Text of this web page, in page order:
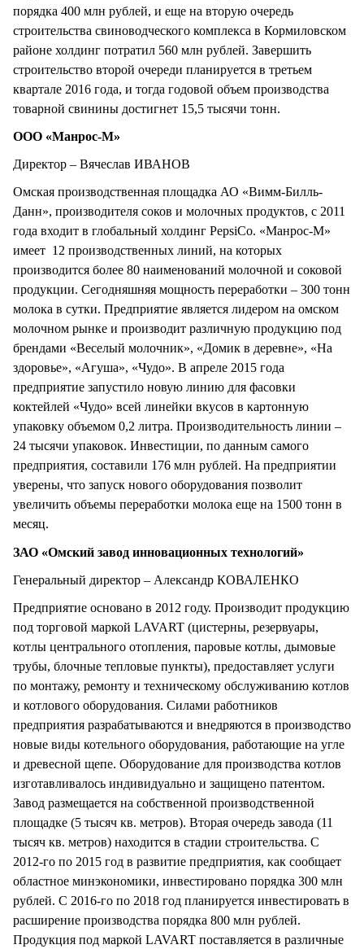
порядка 400 млн рублей, и еще на вторую очередь
строительства свиноводческого комплекса в Кормиловском
районе холдинг потратил 560 млн рублей. Завершить
строительство второй очереди планируется в третьем
квартале 2016 года, и тогда годовой объем производства
товарной свинины достигнет 15,5 тысячи тонн.
ООО «Манрос-М»
Директор – Вячеслав ИВАНОВ
Омская производственная площадка АО «Вимм-Билль-
Данн», производителя соков и молочных продуктов, с 2011
года входит в глобальный холдинг PepsiCo. «Манрос-М»
имеет 12 производственных линий, на которых
производится более 80 наименований молочной и соковой
продукции. Сегодняшняя мощность переработки – 300 тонн
молока в сутки. Предприятие является лидером на омском
молочном рынке и производит различную продукцию под
брендами «Веселый молочник», «Домик в деревне», «На
здоровье», «Агуша», «Чудо». В апреле 2015 года
предприятие запустило новую линию для фасовки
коктейлей «Чудо» всей линейки вкусов в картонную
упаковку объемом 0,2 литра. Производительность линии –
24 тысячи упаковок. Инвестиции, по данным самого
предприятия, составили 176 млн рублей. На предприятии
уверены, что запуск нового оборудования позволит
увеличить объемы переработки молока еще на 1500 тонн в
месяц.
ЗАО «Омский завод инновационных технологий»
Генеральный директор – Александр КОВАЛЕНКО
Предприятие основано в 2012 году. Производит продукцию
под торговой маркой LAVART (цистерны, резервуары,
котлы центрального отопления, паровые котлы, дымовые
трубы, блочные тепловые пункты), предоставляет услуги
по монтажу, ремонту и техническому обслуживанию котлов
и котлового оборудования. Силами работников
предприятия разрабатываются и внедряются в производство
новые виды котельного оборудования, работающие на угле
и древесной щепе. Оборудование для производства котлов
изготавливалось индивидуально и защищено патентом.
Завод размещается на собственной производственной
площадке (5 тысяч кв. метров). Вторая очередь завода (11
тысяч кв. метров) находится в стадии строительства. С
2012-го по 2015 год в развитие предприятия, как сообщает
областное минэкономики, инвестировано порядка 300 млн
рублей. С 2016-го по 2018 год планируется инвестировать в
расширение производства порядка 800 млн рублей.
Продукция под маркой LAVART поставляется в различные